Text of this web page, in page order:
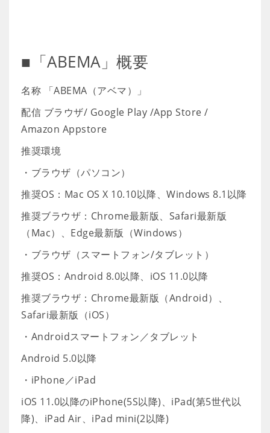
■「ABEMA」概要
名称 「ABEMA（アベマ）」
配信 ブラウザ/ Google Play /App Store /
Amazon Appstore
推奨環境
・ブラウザ（パソコン）
推奨OS：Mac OS X 10.10以降、Windows 8.1以降
推奨ブラウザ：Chrome最新版、Safari最新版
（Mac）、Edge最新版（Windows）
・ブラウザ（スマートフォン/タブレット）
推奨OS：Android 8.0以降、iOS 11.0以降
推奨ブラウザ：Chrome最新版（Android）、
Safari最新版（iOS）
・Androidスマートフォン／タブレット
Android 5.0以降
・iPhone／iPad
iOS 11.0以降のiPhone(5S以降)、iPad(第5世代以
降)、iPad Air、iPad mini(2以降)